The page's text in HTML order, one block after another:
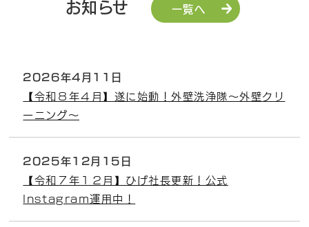
お知らせ 一覧へ
2026年4月11日
【令和８年４月】遂に始動！外壁洗浄隊～外壁クリ
ーニング～
2025年12月15日
【令和７年１２月】ひげ社長更新！公式
Instagram運用中！